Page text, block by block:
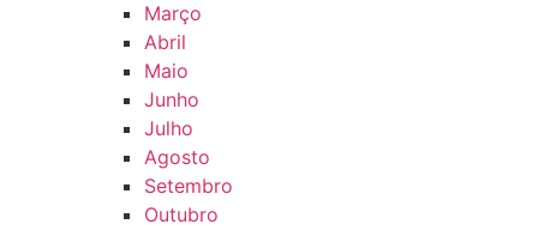
Março
Abril
Maio
Junho
Julho
Agosto
Setembro
Outubro